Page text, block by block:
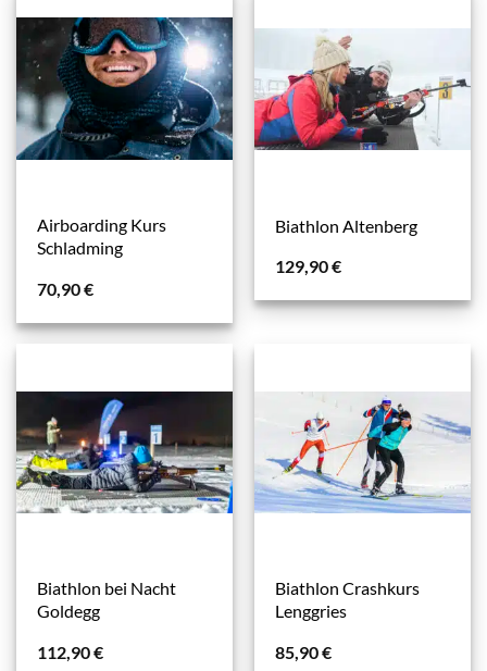
Airboarding Kurs
Schladming
70,90€
Biathlon Altenberg
129,90€
Biathlon bei Nacht
Goldegg
112,90€
Biathlon Crashkurs
Lenggries
85,90€